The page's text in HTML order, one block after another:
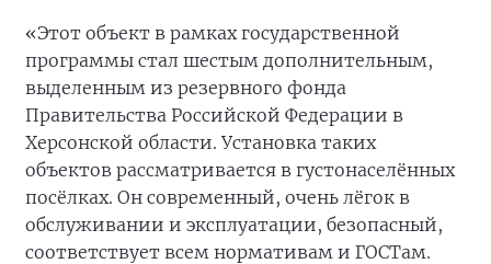
«Этот объект в рамках государственной
программы стал шестым дополнительным,
выделенным из резервного фонда
Правительства Российской Федерации в
Херсонской области. Установка таких
объектов рассматривается в густонаселённых
посёлках. Он современный, очень лёгок в
обслуживании и эксплуатации, безопасный,
соответствует всем нормативам и ГОСТам.